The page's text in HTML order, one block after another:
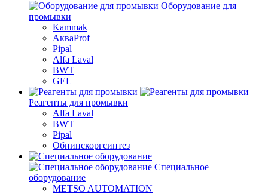
Оборудование для
промывки
Kammak
АкваProf
Pipal
Alfa Laval
BWT
GEL
Реагенты для промывки
Alfa Laval
BWT
Pipal
Обнинскоргсинтез
Специальное
оборудование
METSO AUTOMATION